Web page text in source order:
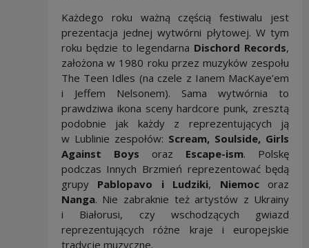
Każdego roku ważną częścią festiwalu jest
prezentacja jednej wytwórni płytowej. W tym
roku będzie to legendarna Dischord Records,
założona w 1980 roku przez muzyków zespołu
The Teen Idles (na czele z Ianem MacKaye’em
i Jeffem Nelsonem). Sama wytwórnia to
prawdziwa ikona sceny hardcore punk, zresztą
podobnie jak każdy z reprezentujących ją
w Lublinie zespołów: Scream, Soulside, Girls
Against Boys oraz Escape-ism. Polskę
podczas Innych Brzmień reprezentować będą
grupy Pablopavo i Ludziki, Niemocoraz
Nanga. Nie zabraknie też artystów z Ukrainy
i Białorusi, czy wschodzących gwiazd
reprezentujących różne kraje i europejskie
tradycje muzyczne.